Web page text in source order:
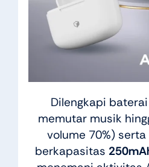
Dilengkapi
memutar musik
volume 70%)
berkapasitas